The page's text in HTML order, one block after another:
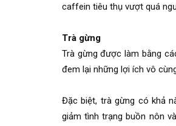
caffein tiêu thụ vượt quá
Trà gừng
Trà gừng được làm bằng
đem lại những lợi ích vô
Đặc biệt, trà gừng có khả
giảm tình trạng buồn nôn